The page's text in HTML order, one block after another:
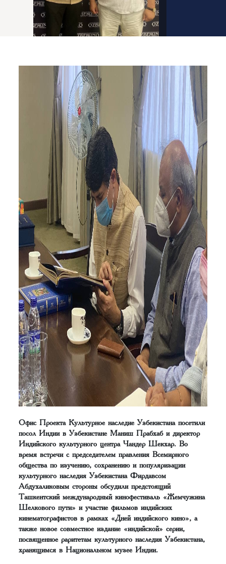
Офис Проекта Культурное наследие Узбекистана посетили
посол Индии в Узбекистане Маниш Прабхаб и директор
Индийского культурного центра Чандер Шекхар. Во
время встречи с председателем правления Всемирного
общества по изучению, сохранению и популяризации
культурного наследия Узбекистана Фирдавсом
Абдухаликовым стороны обсудили предстоящий
Ташкентский международный кинофестиваль «Жемчужина
Шелкового пути» и участие фильмов индийских
кинематографистов в рамках «Дней индийского кино», а
также новое совместное издание «индийской» серии,
посвященное раритетам культурного наследия Узбекистана,
хранящимся в Национальном музее Индии.